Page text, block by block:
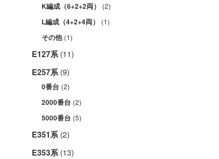
K編成（6+2+2両） (2)
L編成（4+2+4両） (1)
その他(1)
E127系(11)
E257系(9)
0番台 (2)
2000番台 (2)
5000番台 (5)
E351系(2)
E353系(13)